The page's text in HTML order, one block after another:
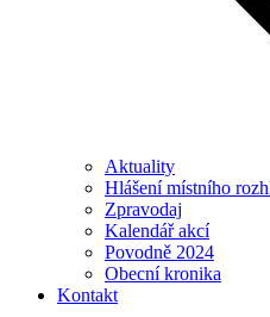
Aktuality
Hlášení místního
Zpravodaj
Kalendář akcí
Povodně 2024
Obecní kronika
Kontakt